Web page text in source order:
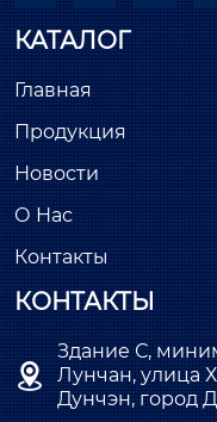
КАТАЛОГ
Главная
Продукция
Новости
О Нас
Контакты
КОНТАКТЫ

Здание С,
Лунчан, улица
Дунчэн, город